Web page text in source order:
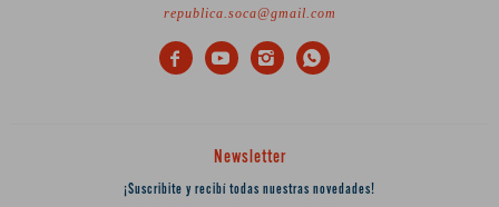
republica.soca@gmail.com
   
Newsletter
¡Suscribite y recibí todas nuestras novedades!